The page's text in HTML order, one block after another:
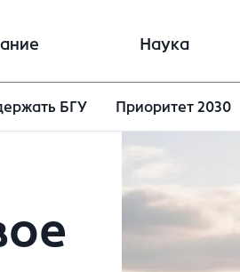
Наука
БГУ Приоритет 2030